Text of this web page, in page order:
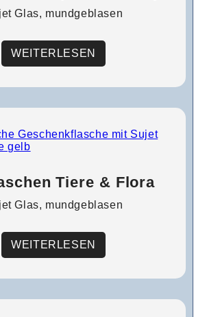
Glas, mundgeblasen
WEITERLESEN
Tiere & Flora
Glas, mundgeblasen
WEITERLESEN